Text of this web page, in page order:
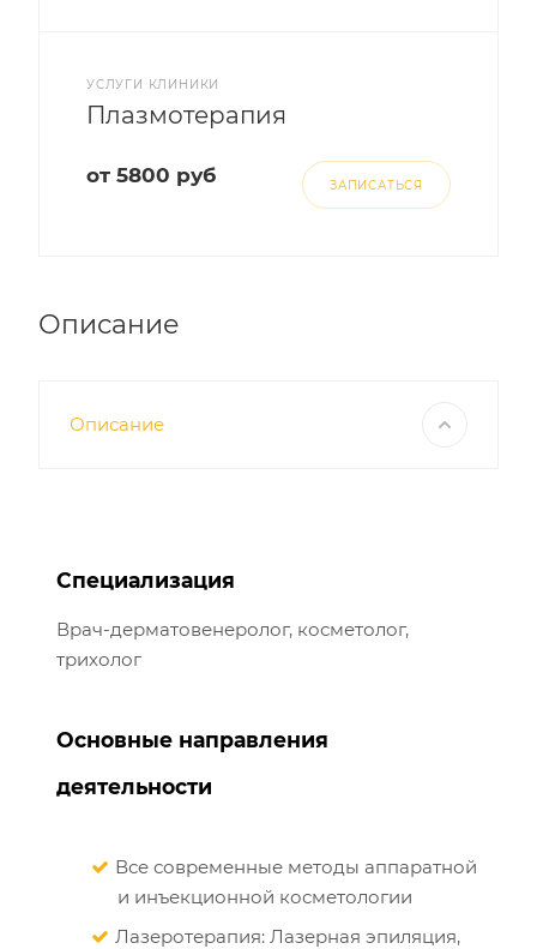
УСЛУГИ КЛИНИКИ
Плазмотерапия
от 5800 руб ЗАПИСАТЬСЯ
Описание
Описание
Специализация
Врач-дерматовенеролог, косметолог,
трихолог
Основные направления
деятельности
Все современные методы аппаратной
и инъекционной косметологии
Лазеротерапия: Лазерная эпиляция,